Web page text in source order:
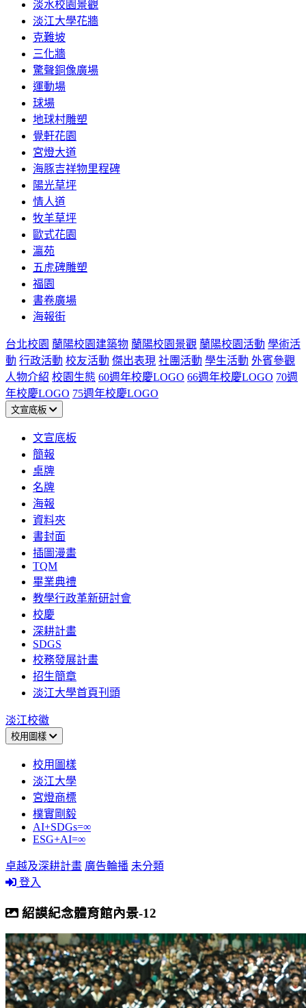
淡水校園景觀
淡江大學花牆
克難坡
三化牆
驚聲銅像廣場
運動場
球場
地球村雕塑
覺軒花園
宮燈大道
海豚吉祥物里程碑
陽光草坪
情人道
牧羊草坪
歐式花園
瀛苑
五虎碑雕塑
福園
書卷廣場
海報街
台北校園 蘭陽校園建築物 蘭陽校園景觀 蘭陽校園活動 學術活
動 行政活動 校友活動 傑出表現 社團活動 學生活動 外賓參觀
人物介紹 校園生態 60週年校慶LOGO 66週年校慶LOGO 70週
年校慶LOGO 75週年校慶LOGO
文宣底板
文宣底板
簡報
桌牌
名牌
海報
資料夾
書封面
插圖漫畫
TQM
畢業典禮
教學行政革新研討會
校慶
深耕計畫
SDGS
校務發展計畫
招生簡章
淡江大學首頁刊頭
淡江校徽
校用圖樣
校用圖樣
淡江大學
宮燈商標
樸實剛毅
AI+SDGs=∞
ESG+AI=∞
卓越及深耕計畫 廣告輪播 未分類
登入
紹謨紀念體育館內景-12